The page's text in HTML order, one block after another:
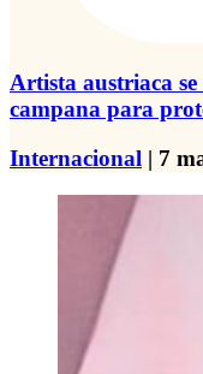
Artista austriaca se
campana para
Internacional | 7